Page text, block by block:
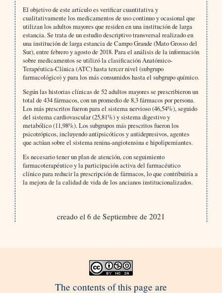
El objetivo de este artículo es verificar cuantitativa y
cualitativamente los medicamentos de uso continuo y ocasional que
utilizan los adultos mayores que residen en una institución de larga
estancia. Se trata de un estudio descriptivo transversal realizado en
una institución de larga estancia de Campo Grande (Mato Grosso del
Sur), entre febrero y agosto de 2018. Para el análisis de la información
sobre medicamentos se utilizó la clasificación Anatómico-
Terapéutica-Clínica (ATC) hasta tercer nivel (subgrupo
farmacológico) y para los más consumidos hasta el subgrupo químico.
Según las historias clínicas de 52 adultos mayores se prescribieron un
total de 434 fármacos, con un promedio de 8,3 fármacos por persona.
Los más prescritos fueron para el sistema nervioso (46,54%), seguido
del sistema cardiovascular (25,81%) y sistema digestivo y
metabólico (11,98%). Los subgrupos más prescritos fueron los
psicotrópicos, incluyendo antipsicóticos y antidepresivos, agentes
que actúan sobre el sistema renina-angiotensina e hipolipemiantes.
Es necesario tener un plan de atención, con seguimiento
farmacoterapéutico y la participación activa del farmacéutico
clínico para reducir la prescripción de fármacos, lo que contribuiría a
la mejora de la calidad de vida de los ancianos institucionalizados.
creado el 6 de Septiembre de 2021
The contents of this page are